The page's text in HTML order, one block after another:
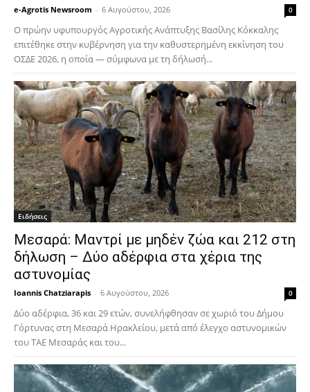
e-Agrotis Newsroom - 6 Αυγούστου, 2026 0
Ο πρώην υφυπουργός Αγροτικής Ανάπτυξης Βασίλης Κόκκαλης
επιτέθηκε στην κυβέρνηση για την καθυστερημένη εκκίνηση του
ΟΣΔΕ 2026, η οποία — σύμφωνα με τη δήλωσή...
Ειδήσεις
Μεσαρά: Μαντρί με μηδέν ζώα και 212 στη
δήλωση – Δύο αδέρφια στα χέρια της
αστυνομίας
Ioannis Chatziarapis - 6 Αυγούστου, 2026 0
Δύο αδέρφια, 36 και 29 ετών, συνελήφθησαν σε χωριό του Δήμου
Γόρτυνας στη Μεσαρά Ηρακλείου, μετά από έλεγχο αστυνομικών
του ΤΑΕ Μεσαράς και του...